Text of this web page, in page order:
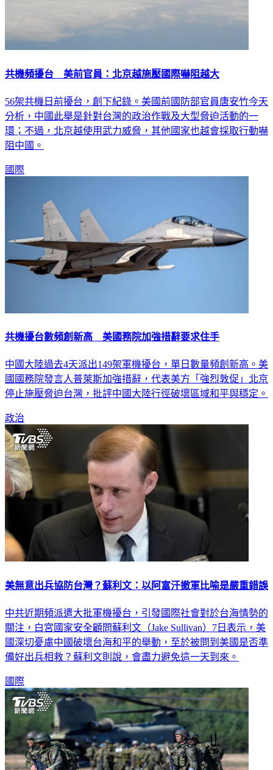
共機頻擾台 美前官員：北京越施壓國際嚇阻越大
56架共機日前擾台，創下紀錄。美國前國防部官員唐安竹今天
分析，中國此舉是針對台灣的政治作戰及大型脅迫活動的一
環；不過，北京越使用武力威脅，其他國家也越會採取行動嚇
阻中國。
國際
共機擾台數頻創新高 美國務院加強措辭要求住手
中國大陸過去4天派出149架軍機擾台，單日數量頻創新高。美
國國務院發言人普萊斯加強措辭，代表美方「強烈敦促」北京
停止施壓脅迫台灣，批評中國大陸行徑破壞區域和平與穩定。
政治
美無意出兵協防台灣？蘇利文：以阿富汗撤軍比喻是嚴重錯誤
中共近期頻派遣大批軍機擾台，引發國際社會對於台海情勢的
關注，白宮國家安全顧問蘇利文（Jake Sullivan）7日表示，美
國深切憂慮中國破壞台海和平的舉動，至於被問到美國是否準
備好出兵相救？蘇利文則說，會盡力避免這一天到來。
國際